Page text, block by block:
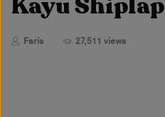
Faris 27,511 views